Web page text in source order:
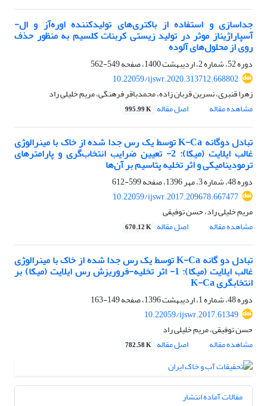
جداسازی و استفاده از باکتری‌های تولیدکننده اوره‌آز و ال-
آسپاراژیناز موثر در تولید زیستی کربنات کلسیم به منظور حذف
روی از محلول‌های آلوده
دوره 52، شماره 2، اردیبهشت 1400، صفحه
549-562
10.22059/ijswr.2020.313712.668802
زهرا قنبری، نسرین قربان زاده، محمدباقر فرهنگی، مریم خلیلی راد
مشاهده مقاله
اصل مقاله 995.99 K
تبادل دو‌گانه K-Ca توسط یک رس جدا شده از خاک با مینرالوژی
غالب ایلایت (میکا): 2- تعیین ضرایب انتخاب‌گری و پارامترهای
ترمودینامیکی و اثر تخلیه پتاسیم بر آن‌ها
دوره 48، شماره 3، مهر 1396، صفحه
599-612
10.22059/ijswr.2017.209678.667477
مریم خلیلی راد، حسن توفیقی
مشاهده مقاله
اصل مقاله 670.12 K
تبادل دو گانه K-Ca توسط یک رس جدا شده از خاک با مینرالوژی
غالب ایلایت (میکا): 1- اثر تخلیه-فروریزش رس ایلایت (میکا) بر
انتخابگری K-Ca
دوره 48، شماره 1، اردیبهشت 1396، صفحه
149-163
10.22059/ijswr.2017.61349
حسن توفیقی، مریم خلیلی راد
مشاهده مقاله
اصل مقاله 782.58 K
مقالات آماده انتشار